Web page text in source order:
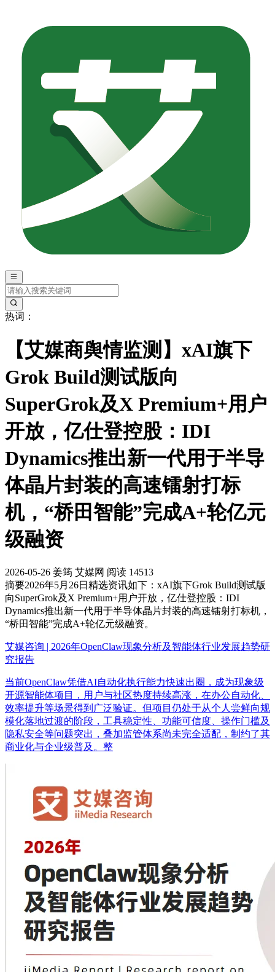
热词：
【艾媒商舆情监测】xAI旗下
Grok Build测试版向
SuperGrok及X Premium+用户
开放，亿仕登控股：IDI
Dynamics推出新一代用于半导
体晶片封装的高速镭射打标
机，“桥田智能”完成A+轮亿元
级融资
2026-05-26 姜筠 艾媒网 阅读 14513
摘要2026年5月26日精选资讯如下：xAI旗下Grok Build测试版
向SuperGrok及X Premium+用户开放，亿仕登控股：IDI
Dynamics推出新一代用于半导体晶片封装的高速镭射打标机，
“桥田智能”完成A+轮亿元级融资。
艾媒咨询 | 2026年OpenClaw现象分析及智能体行业发展趋势研
究报告
当前OpenClaw凭借AI自动化执行能力快速出圈，成为现象级
开源智能体项目，用户与社区热度持续高涨，在办公自动化、
效率提升等场景得到广泛验证。但项目仍处于从个人尝鲜向规
模化落地过渡的阶段，工具稳定性、功能可信度、操作门槛及
隐私安全等问题突出，叠加监管体系尚未完全适配，制约了其
商业化与企业级普及。整